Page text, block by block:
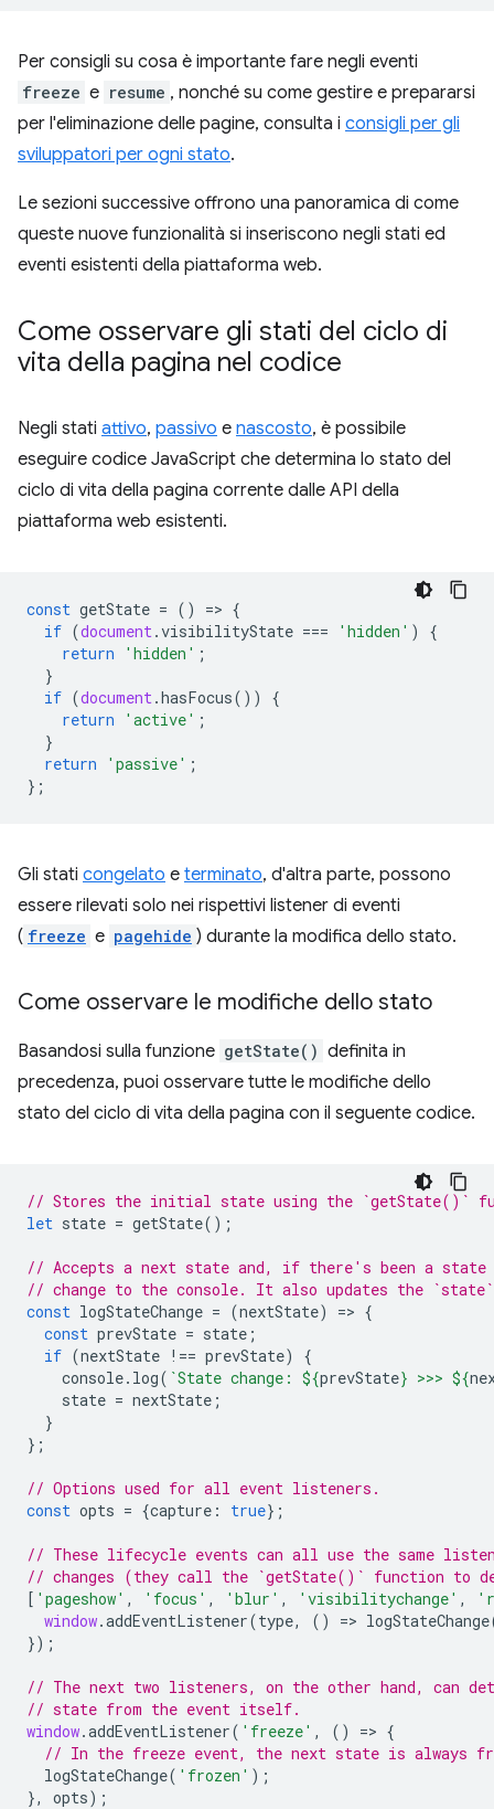
Per consigli su cosa è importante fare negli eventi
freeze e resume , nonché su come gestire e prepararsi
per l'eliminazione delle pagine, consulta i consigli per gli
sviluppatori per ogni stato.
Le sezioni successive offrono una panoramica di come
queste nuove funzionalità si inseriscono negli stati ed
eventi esistenti della piattaforma web.
Come osservare gli stati del ciclo di
vita della pagina nel codice
Negli stati attivo, passivo e nascosto, è possibile
eseguire codice JavaScript che determina lo stato del
ciclo di vita della pagina corrente dalle API della
piattaforma web esistenti.
const getState = () => {
if (document .visibilityState === 'hidden' )
{
return
'hidden' ;
}
if (document .hasFocus())
{
return
'active' ;
}
return
'passive' ;
};
Gli stati congelato e terminato, d'altra parte, possono
essere rilevati solo nei rispettivi listener di eventi
( freeze e pagehide ) durante la modifica dello stato.
Come osservare le modifiche dello stato
Basandosi sulla funzione getState() definita in
precedenza, puoi osservare tutte le modifiche dello
stato del ciclo di vita della pagina con il seguente codice.
// Stores the initial state using the `getState()`
let state = getState();
// Accepts a next state and, if there's been a state
// change to the console. It also updates the `state`
const logStateChange = (nextState) => {
const prevState = state ;
if (nextState !== prevState)
{
console. log( `State change: ${prevState} >>> ${
state = nextState ;
}
};
// Options used for all event listeners.
const opts = {capture : true};
// These lifecycle events can all use the same
// changes (they call the `getState()` function to
[ 'pageshow' , 'focus' , 'blur' , 'visibilitychange' ,
window.addEventListener(type, () => logStateChange
});
// The next two listeners, on the other hand, can
// state from the event itself.
window.addEventListener( 'freeze' , () => {
// In the freeze event, the next state is always
logStateChange( 'frozen' );
},
opts);